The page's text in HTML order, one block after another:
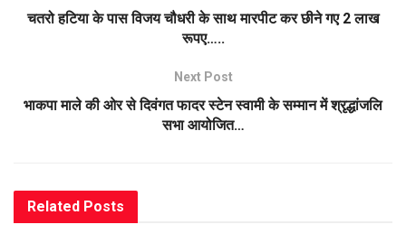
चतरो हटिया के पास विजय चौधरी के साथ मारपीट कर छीने गए 2 लाख
रूपए…..
Next Post
भाकपा माले की ओर से दिवंगत फादर स्टेन स्वामी के सम्मान में श्रृद्धांजलि
सभा आयोजित…
Related Posts